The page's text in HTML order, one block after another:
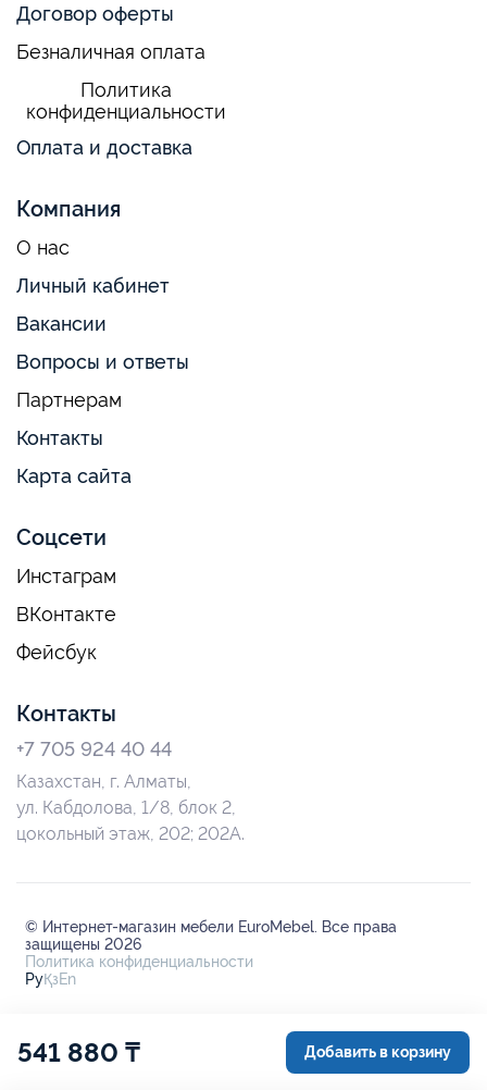
Договор оферты
Безналичная оплата
Политика
конфиденциальности
Оплата и доставка
Компания
О нас
Личный кабинет
Вакансии
Вопросы и ответы
Партнерам
Контакты
Карта сайта
Соцсети
Инстаграм
ВКонтакте
Фейсбук
Контакты
+7 705 924 40 44
Казахстан, г. Алматы,
ул. Кабдолова, 1/8, блок 2,
цокольный этаж, 202; 202А.
© Интернет-магазин мебели EuroMebel. Все права
защищены 2026
Политика конфиденциальности
РуҚзEn
541 880 ₸ Добавить в корзину